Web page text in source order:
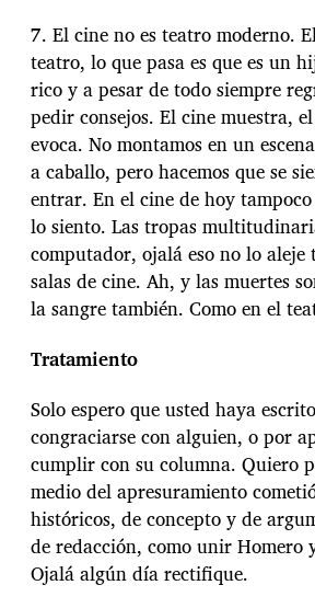
7. El cine no es teatro moderno.
teatro, lo que pasa es que es un
rico y a pesar de todo siempre
pedir consejos. El cine muestra,
evoca. No montamos en un
a caballo, pero hacemos que se
entrar. En el cine de hoy
lo siento. Las tropas
computador, ojalá eso no lo aleje
salas de cine. Ah, y las muertes
la sangre también. Como en el
Tratamiento
Solo espero que usted haya
congraciarse con alguien, o por
cumplir con su columna. Quiero
medio del apresuramiento
históricos, de concepto y de
de redacción, como unir Homero
Ojalá algún día rectifique.